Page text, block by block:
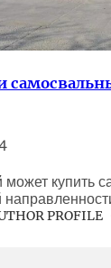
купить
PROFILE